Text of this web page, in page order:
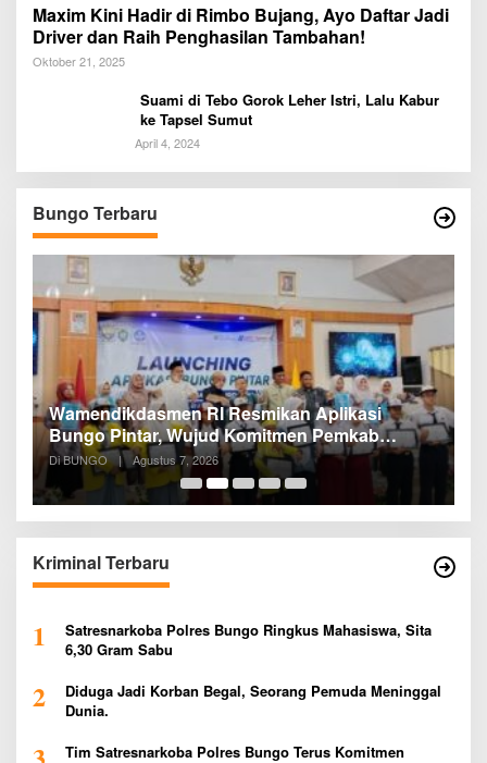
Maxim Kini Hadir di Rimbo Bujang, Ayo Daftar Jadi
Driver dan Raih Penghasilan Tambahan!
Oktober 21, 2025
Suami di Tebo Gorok Leher Istri, Lalu Kabur
ke Tapsel Sumut
April 4, 2024
Bungo Terbaru
Wamendikdasmen RI Resmikan Aplikasi
Bungo Pintar, Wujud Komitmen Pemkab
Bungo Tingkatkan Mutu Pendidikan
Di BUNGO | Agustus 7, 2026
Kriminal Terbaru
1
Satresnarkoba Polres Bungo Ringkus Mahasiswa, Sita
6,30 Gram Sabu
2
Diduga Jadi Korban Begal, Seorang Pemuda Meninggal
Dunia.
Tim Satresnarkoba Polres Bungo Terus Komitmen